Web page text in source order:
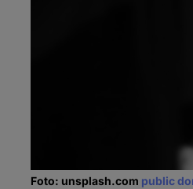
Foto: unsplash.com public